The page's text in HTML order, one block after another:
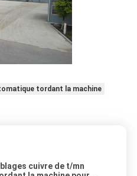
tordant la machine
cuivre de t/mn